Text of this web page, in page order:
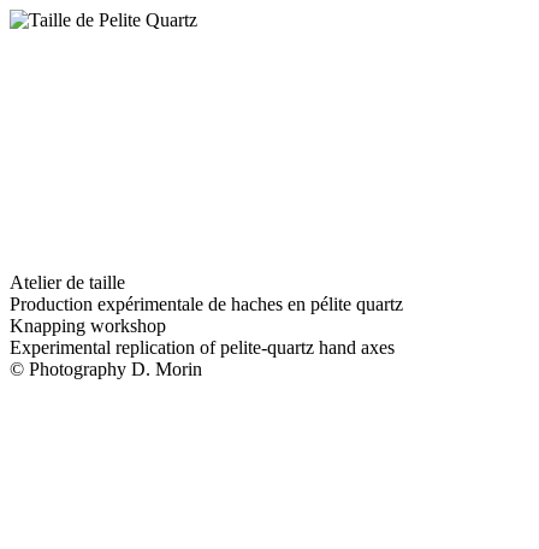
Atelier de taille
Production expérimentale de haches en pélite quartz
Knapping workshop
Experimental replication of pelite-quartz hand axes
© Photography D. Morin